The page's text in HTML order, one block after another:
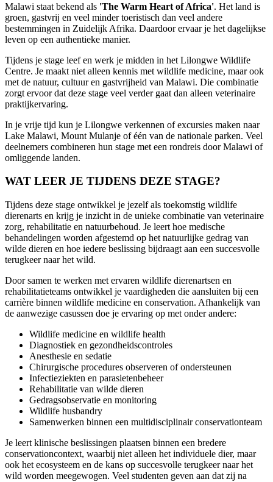
Malawi staat bekend als 'The Warm Heart of Africa'. Het land is
groen, gastvrij en veel minder toeristisch dan veel andere
bestemmingen in Zuidelijk Afrika. Daardoor ervaar je het dagelijkse
leven op een authentieke manier.
Tijdens je stage leef en werk je midden in het Lilongwe Wildlife
Centre. Je maakt niet alleen kennis met wildlife medicine, maar ook
met de natuur, cultuur en gastvrijheid van Malawi. Die combinatie
zorgt ervoor dat deze stage veel verder gaat dan alleen veterinaire
praktijkervaring.
In je vrije tijd kun je Lilongwe verkennen of excursies maken naar
Lake Malawi, Mount Mulanje of één van de nationale parken. Veel
deelnemers combineren hun stage met een rondreis door Malawi of
omliggende landen.
WAT LEER JE TIJDENS DEZE STAGE?
Tijdens deze stage ontwikkel je jezelf als toekomstig wildlife
dierenarts en krijg je inzicht in de unieke combinatie van veterinaire
zorg, rehabilitatie en natuurbehoud. Je leert hoe medische
behandelingen worden afgestemd op het natuurlijke gedrag van
wilde dieren en hoe iedere beslissing bijdraagt aan een succesvolle
terugkeer naar het wild.
Door samen te werken met ervaren wildlife dierenartsen en
rehabilitatieteams ontwikkel je vaardigheden die aansluiten bij een
carrière binnen wildlife medicine en conservation. Afhankelijk van
de aanwezige casussen doe je ervaring op met onder andere:
Wildlife medicine en wildlife health
Diagnostiek en gezondheidscontroles
Anesthesie en sedatie
Chirurgische procedures observeren of ondersteunen
Infectieziekten en parasietenbeheer
Rehabilitatie van wilde dieren
Gedragsobservatie en monitoring
Wildlife husbandry
Samenwerken binnen een multidisciplinair conservationteam
Je leert klinische beslissingen plaatsen binnen een bredere
conservationcontext, waarbij niet alleen het individuele dier, maar
ook het ecosysteem en de kans op succesvolle terugkeer naar het
wild worden meegewogen. Veel studenten geven aan dat zij na